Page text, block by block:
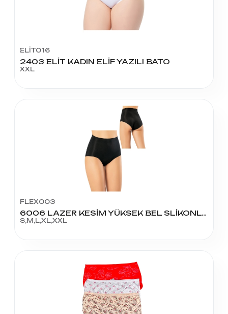
ELİT016
2403 ELİT KADIN ELİF YAZILI BATO
XXL
FLEX003
6006 LAZER KESİM YÜKSEK BEL SLİKONLU BATOSLİP
S,M,L,XL,XXL